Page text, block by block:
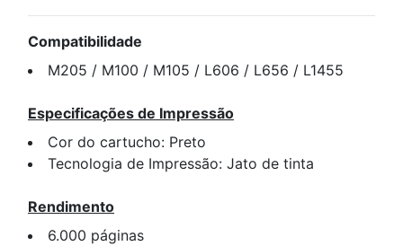
Compatibilidade
M205 / M100 / M105 / L606 / L656 / L1455
Especificações de Impressão
Cor do cartucho: Preto
Tecnologia de Impressão: Jato de tinta
Rendimento
6.000 páginas